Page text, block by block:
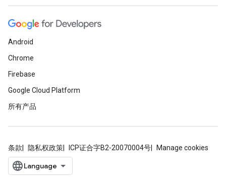
Android
Chrome
Firebase
Google Cloud Platform
所有产品
条款 隐私权政策 ICP证合字B2-20070004号 Manage cookies